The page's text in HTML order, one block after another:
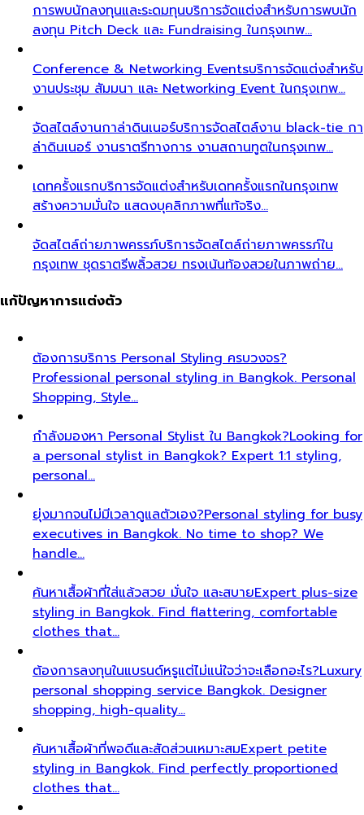
การพบนักลงทุนและระดมทุนบริการจัดแต่งสำหรับการพบนัก
ลงทุน Pitch Deck และ Fundraising ในกรุงเทพ…
Conference & Networking Eventsบริการจัดแต่งสำหรับ
งานประชุม สัมมนา และ Networking Event ในกรุงเทพ…
จัดสไตล์งานกาล่าดินเนอร์บริการจัดสไตล์งาน black-tie กา
ล่าดินเนอร์ งานราตรีทางการ งานสถานทูตในกรุงเทพ…
เดทครั้งแรกบริการจัดแต่งสำหรับเดทครั้งแรกในกรุงเทพ
สร้างความมั่นใจ แสดงบุคลิกภาพที่แท้จริง…
จัดสไตล์ถ่ายภาพครรภ์บริการจัดสไตล์ถ่ายภาพครรภ์ใน
กรุงเทพ ชุดราตรีพลิ้วสวย ทรงเน้นท้องสวยในภาพถ่าย…
แก้ปัญหาการแต่งตัว
ต้องการบริการ Personal Styling ครบวงจร?
Professional personal styling in Bangkok. Personal
Shopping, Style…
กำลังมองหา Personal Stylist ใน Bangkok?Looking for
a personal stylist in Bangkok? Expert 1:1 styling,
personal…
ยุ่งมากจนไม่มีเวลาดูแลตัวเอง?Personal styling for busy
executives in Bangkok. No time to shop? We
handle…
ค้นหาเสื้อผ้าที่ใส่แล้วสวย มั่นใจ และสบายExpert plus-size
styling in Bangkok. Find flattering, comfortable
clothes that…
ต้องการลงทุนในแบรนด์หรูแต่ไม่แน่ใจว่าจะเลือกอะไร?Luxury
personal shopping service Bangkok. Designer
shopping, high-quality…
ค้นหาเสื้อผ้าที่พอดีและสัดส่วนเหมาะสมExpert petite
styling in Bangkok. Find perfectly proportioned
clothes that…